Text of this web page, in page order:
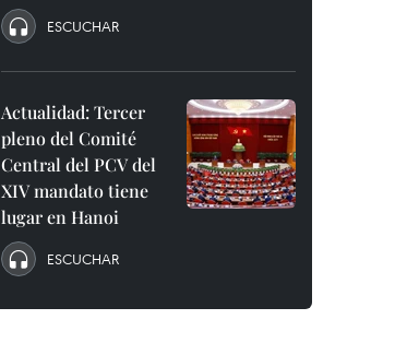
ESCUCHAR
Actualidad: Tercer
pleno del Comité
Central del PCV del
XIV mandato tiene
lugar en Hanoi
ESCUCHAR